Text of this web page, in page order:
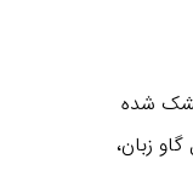
شده
زبان،